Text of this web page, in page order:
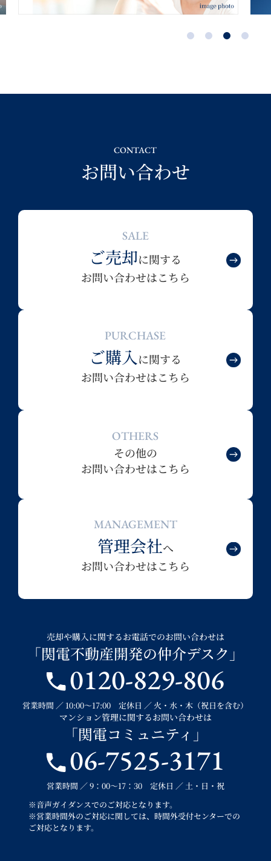
CONTACT
お問い合わせ
SALE
ご売却に関する
お問い合わせはこちら
PURCHASE
ご購入に関する
お問い合わせはこちら
OTHERS
その他の
お問い合わせはこちら
MANAGEMENT
管理会社へ
お問い合わせはこちら
売却や購入に関するお電話でのお問い合わせは
「関電不動産開発の仲介デスク」
0120-829-806
営業時間 ／ 10:00～17:00 定休日 ／ 火・水・木（祝日を含む）
マンション管理に関するお問い合わせは
「関電コミュニティ」
06-7525-3171
営業時間 ／ 9：00～17：30 定休日 ／ 土・日・祝
※音声ガイダンスでのご対応となります。
※営業時間外のご対応に関しては、時間外受付センターでの
ご対応となります。